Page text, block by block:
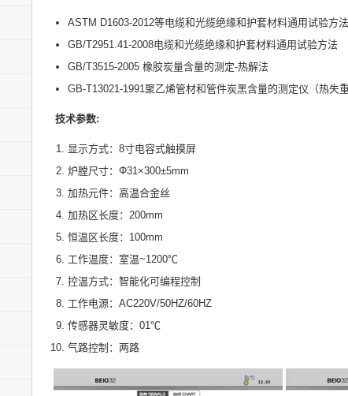
ASTM D1603-2012等电缆和光缆绝缘和护套材料通用试验方
GB/T2951.41-2008电缆和光缆绝缘和护套材料通用试验方法
GB/T3515-2005 橡胶炭量含量的测定-热解法
GB-T13021-1991聚乙烯管材和管件炭黑含量的测定仪（热失重
技术参数:
显示方式：8寸电容式触摸屏
炉膛尺寸：Φ31×300±5mm
加热元件：高温合金丝
加热区长度：200mm
恒温区长度：100mm
工作温度：室温~1200℃
控温方式：智能化可编程控制
工作电源：AC220V/50HZ/60HZ
传感器灵敏度：01℃
气路控制：两路